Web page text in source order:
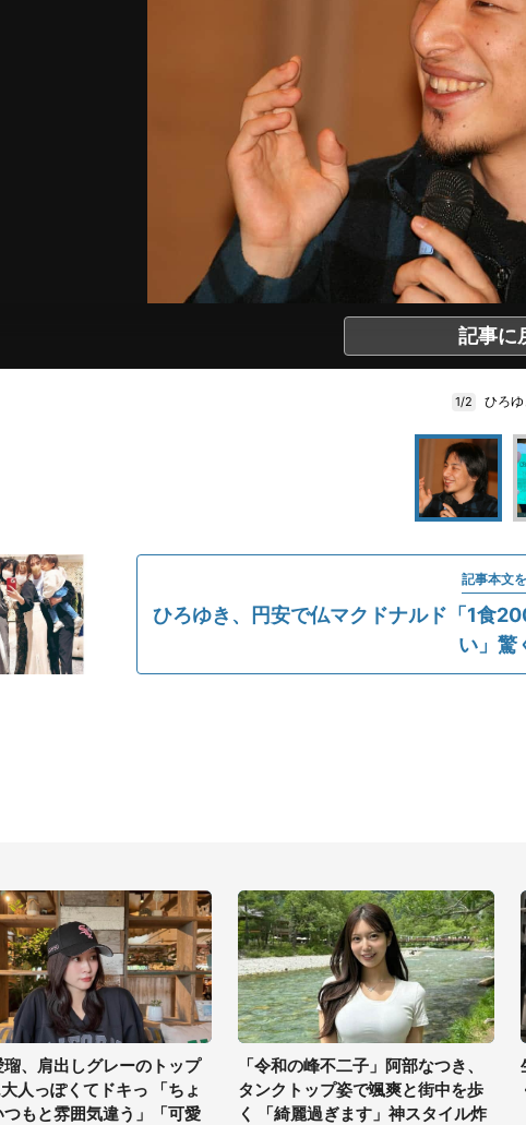
記事に
1/2 ひろ
記事本文
ひろゆき、円安で仏マクドナルド「1食
い」驚
瑠、肩出しグレーのトップ
人っぽくてドキっ 「ちょ
つもと雰囲気違う」「可愛
「令和の峰不二子」阿部なつき、
タンクトップ姿で颯爽と街中を歩
く 「綺麗過ぎます」神スタイル炸